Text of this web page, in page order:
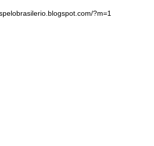
?m=1